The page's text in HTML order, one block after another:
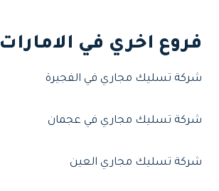
فروع اخري في الامارات
شركة تسليك مجاري في الفجيرة
شركة تسليك مجاري في عجمان
شركة تسليك مجاري العين